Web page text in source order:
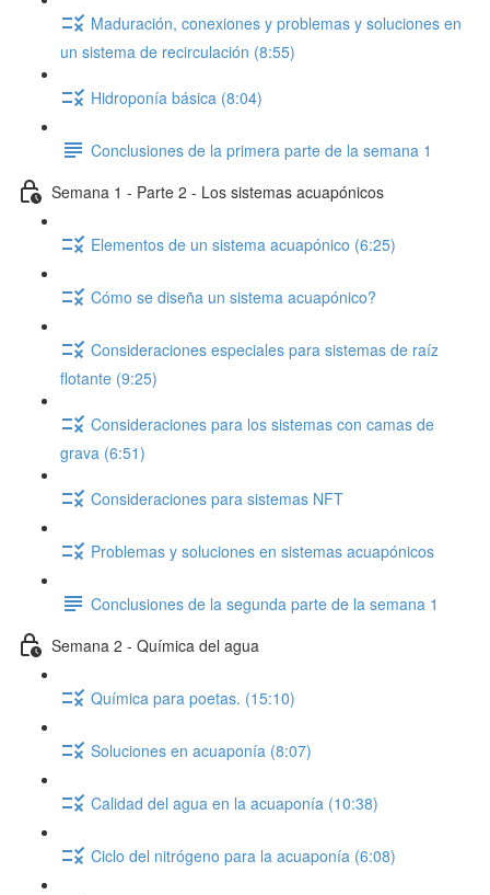
Maduración, conexiones y problemas y soluciones en
un sistema de recirculación (8:55)
Hidroponía básica (8:04)
Conclusiones de la primera parte de la semana 1
Semana 1 - Parte 2 - Los sistemas acuapónicos
Elementos de un sistema acuapónico (6:25)
Cómo se diseña un sistema acuapónico?
Consideraciones especiales para sistemas de raíz
flotante (9:25)
Consideraciones para los sistemas con camas de
grava (6:51)
Consideraciones para sistemas NFT
Problemas y soluciones en sistemas acuapónicos
Conclusiones de la segunda parte de la semana 1
Semana 2 - Química del agua
Química para poetas. (15:10)
Soluciones en acuaponía (8:07)
Calidad del agua en la acuaponía (10:38)
Ciclo del nitrógeno para la acuaponía (6:08)